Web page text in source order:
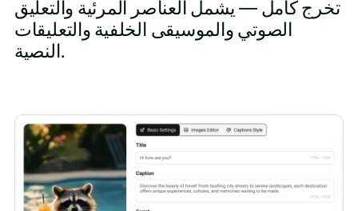
تخرج كامل — يشمل العناصر المرئية والتعليق
الصوتي والموسيقى الخلفية والتعليقات
النصية.